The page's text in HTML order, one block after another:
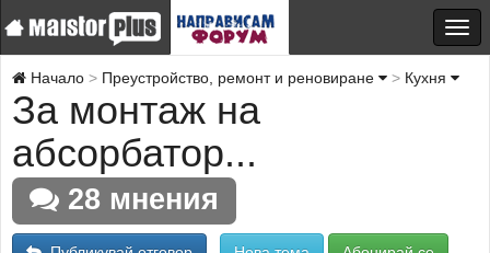
Начало Преустройство, ремонт и реновиране Кухня
За монтаж на
абсорбатор...
28 мнения